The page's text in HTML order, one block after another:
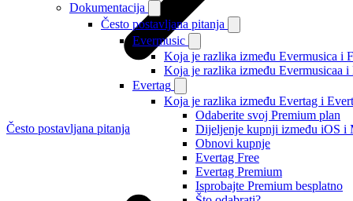
Dokumentacija
Često postavljana pitanja
Evermusic
Koja je razlika između Evermusica i
Koja je razlika između Evermusicaa i
Evertag
Koja je razlika između Evertag i
Odaberite svoj Premium plan
Dijeljenje kupnji između iOS i
Obnovi kupnje
Evertag Free
Evertag Premium
Isprobajte Premium besplatno
Često postavljana pitanja